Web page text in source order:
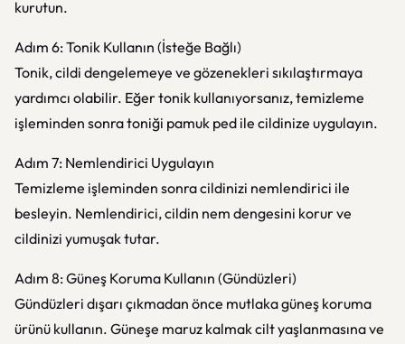
kurutun.
Adım 6: Tonik Kullanın (İsteğe Bağlı)
Tonik, cildi dengelemeye ve gözenekleri sıkılaştırmaya
yardımcı olabilir. Eğer tonik kullanıyorsanız, temizleme
işleminden sonra toniği pamuk ped ile cildinize uygulayın.
Adım 7: Nemlendirici Uygulayın
Temizleme işleminden sonra cildinizi nemlendirici ile
besleyin. Nemlendirici, cildin nem dengesini korur ve
cildinizi yumuşak tutar.
Adım 8: Güneş Koruma Kullanın (Gündüzleri)
Gündüzleri dışarı çıkmadan önce mutlaka güneş koruma
ürünü kullanın. Güneşe maruz kalmak cilt yaşlanmasına ve